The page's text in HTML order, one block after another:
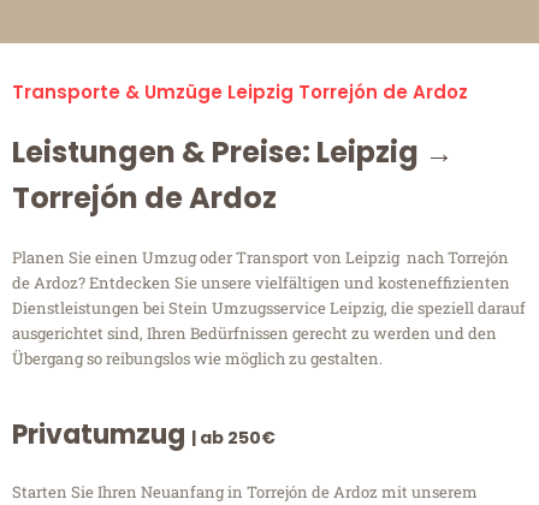
Transporte & Umzüge Leipzig Torrejón de Ardoz
Leistungen & Preise: Leipzig →
Torrejón de Ardoz
Planen Sie einen Umzug oder Transport von Leipzig nach Torrejón
de Ardoz? Entdecken Sie unsere vielfältigen und kosteneffizienten
Dienstleistungen bei Stein Umzugsservice Leipzig, die speziell darauf
ausgerichtet sind, Ihren Bedürfnissen gerecht zu werden und den
Übergang so reibungslos wie möglich zu gestalten.
Privatumzug | ab 250€
Starten Sie Ihren Neuanfang in Torrejón de Ardoz mit unserem